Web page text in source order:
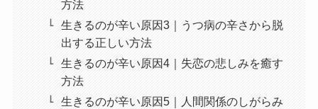
方法
生きるのが辛い原因3｜うつ病の辛さから脱
出する正しい方法
生きるのが辛い原因4｜失恋の悲しみを癒す
方法
生きるのが辛い原因5｜人間関係のしがらみ